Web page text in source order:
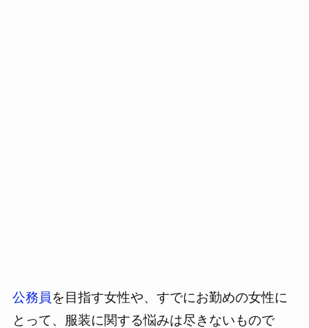
公務員を目指す女性や、すでにお勤めの女性に
とって、服装に関する悩みは尽きないもので